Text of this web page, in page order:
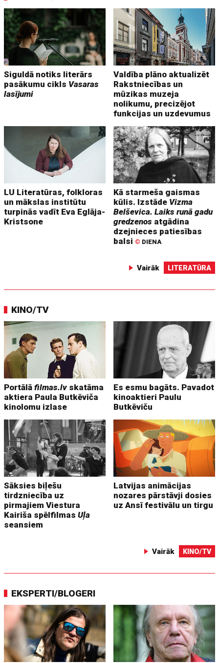
Siguldā notiks literārs
pasākumu cikls Vasaras
lasījumi
Valdība plāno aktualizēt
Rakstniecības un
mūzikas muzeja
nolikumu, precizējot
funkcijas un uzdevumus
LU Literatūras, folkloras
un mākslas institūtu
turpinās vadīt Eva Eglāja-
Kristsone
Kā starmeša gaismas
kūlis. Izstāde Vizma
Belševica. Laiks runā gadu
gredzenos atgādina
dzejnieces patiesības
balsi © DIENA
Vairāk LITERATŪRA
KINO/TV
Portālāfilmas.lv skatāma
aktiera Paula Butkēviča
kinolomu izlase
Es esmu bagāts. Pavadot
kinoaktieri Paulu
Butkēviču
Sāksies biļešu
tirdzniecība uz
pirmajiem Viestura
Kairiša spēlfilmasUļa
seansiem
Latvijas animācijas
nozares pārstāvji dosies
uz Ansī festivālu un tirgu
Vairāk KINO/TV
EKSPERTI/BLOGERI